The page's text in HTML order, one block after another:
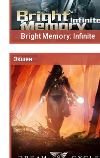
Bright Memory: Infinite
Экшен